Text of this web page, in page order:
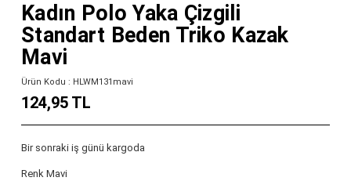
Kadın Polo Yaka Çizgili
Standart Beden Triko Kazak
Mavi
Ürün Kodu : HLWM131mavi
124,95 TL
Bir sonraki iş günü kargoda
Renk Mavi